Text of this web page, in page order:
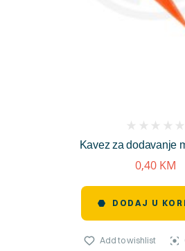
Kavez za dodavanje
reviews)
0,40 KM
DODAJ U
Add to wishlist